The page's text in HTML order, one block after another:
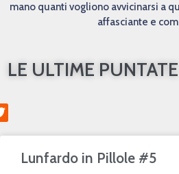
mano quanti vogliono avvicinarsi a
affasciante e
LE ULTIME
Lunfardo in Pillole #5